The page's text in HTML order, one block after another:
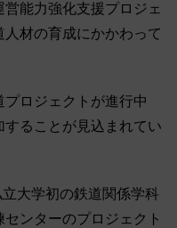
能力強化支援プロジェ
材の育成にかかわって
ロジェクトが進行中
ることが見込まれてい
大学初の鉄道関係学科
ンターのプロジェクト